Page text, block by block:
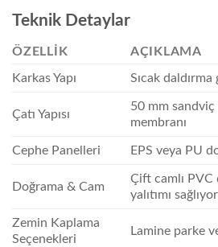
Teknik Detaylar
ÖZELLIK AÇIKLAMA
Karkas Yapı Sıcak
Çatı Yapısı
50 mm
membranı
Cephe Panelleri EPS veya PU
Doğrama & Cam
Çift camlı PVC
yalıtımı sağlıyor
Zemin Kaplama
Seçenekleri
Lamine parke